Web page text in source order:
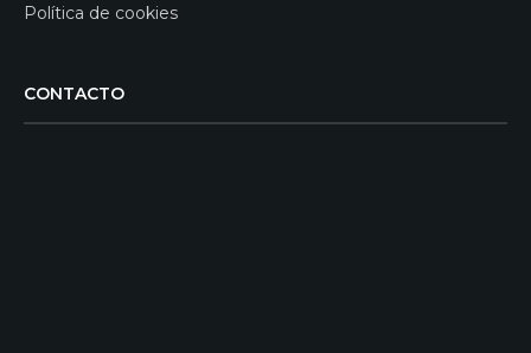
Política de cookies
CONTACTO